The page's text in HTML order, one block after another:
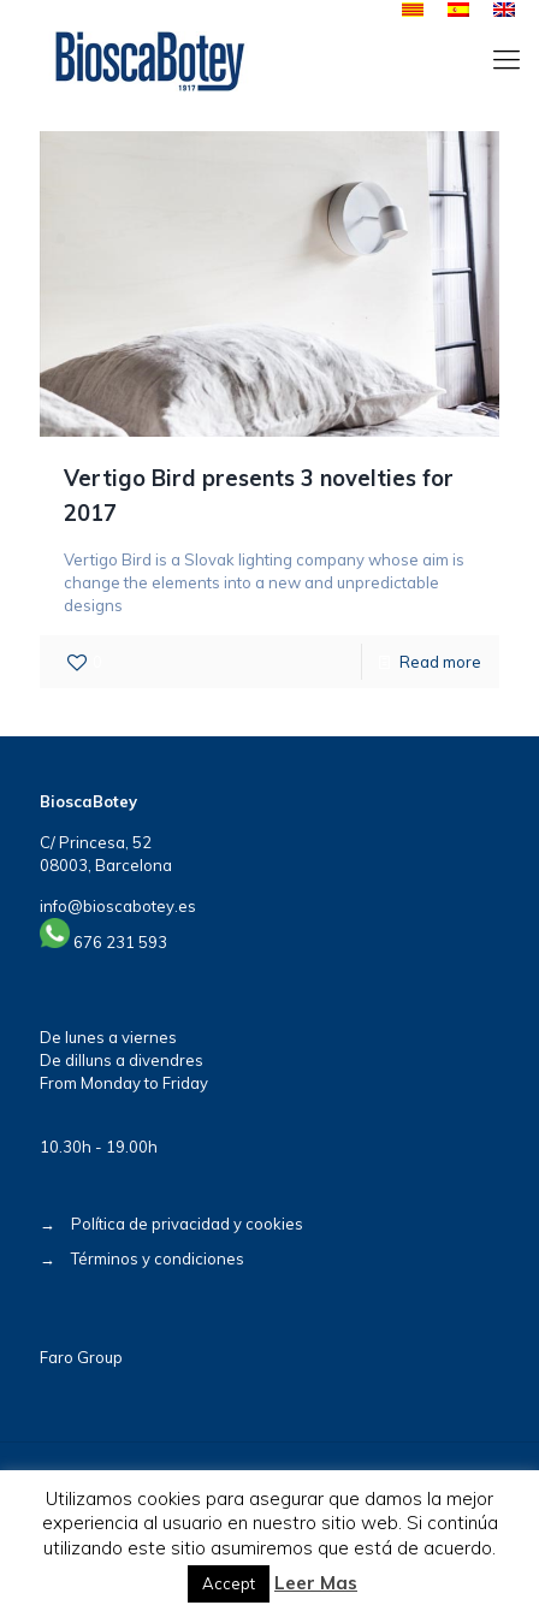
Vertigo Bird presents 3 novelties for
2017
Vertigo Bird is a Slovak lighting company whose aim is
change the elements into a new and unpredictable
designs
Read more
BioscaBotey
C/ Princesa, 52
08003, Barcelona
info@bioscabotey.es
676 231 593
De lunes a viernes
De dilluns a divendres
From Monday to Friday
10.30h - 19.00h
→
Política de privacidad y cookies
→
Términos y condiciones
Faro Group
© 2026 BioscaBotey. All Rights Reserved.
Utilizamos cookies para asegurar que damos la mejor
experiencia al usuario en nuestro sitio web. Si continúa
utilizando este sitio asumiremos que está de acuerdo.
Accept Leer Mas